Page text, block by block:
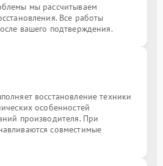
мы рассчитываем
Все работы
вашего подтверждения.
восстановление техники
особенностей
производителя. При
совместимые